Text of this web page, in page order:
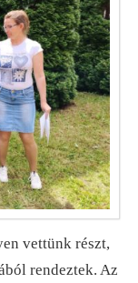
vettünk részt,
rendeztek. Az